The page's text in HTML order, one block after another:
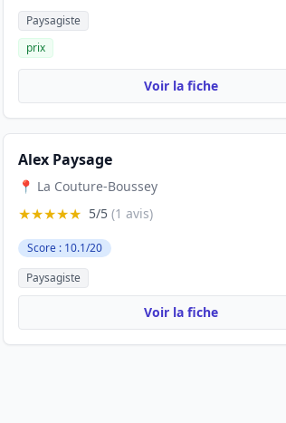
Paysagiste
prix
Voir la fiche
Alex Paysage
📍 La Couture-Boussey
★★★★★ 5/5 (1 avis)
Score : 10.1/20
Paysagiste
Voir la fiche